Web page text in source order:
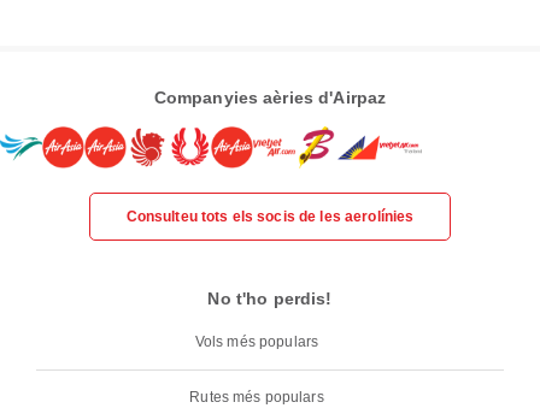
Companyies aèries d'Airpaz
Consulteu tots els socis de les aerolínies
No t'ho perdis!
Vols més populars
Rutes més populars